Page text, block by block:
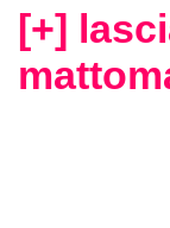
[+]